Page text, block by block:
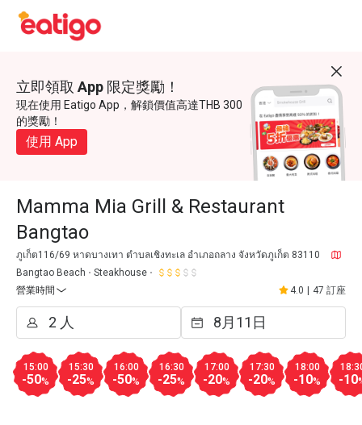
立即領取 App 限定獎勵！
現在使用 Eatigo App，解鎖價值高達THB 300
的獎勵！
使用 App
Mamma Mia Grill & Restaurant
Bangtao
ภูเก็ต116/69 หาดบางเทา ตำบลเชิงทะเล อำเภอถลาง จังหวัดภูเก็ต 83110
Bangtao Beach
Steakhouse
營業時間
4.0 47 訂座
15:00
-50%
15:30
-25%
16:00
-50%
16:30
-25%
17:00
-20%
17:30
-20%
18:00
-10% -10